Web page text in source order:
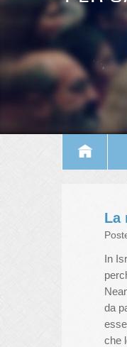
La
In
da
che